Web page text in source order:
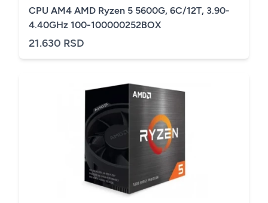
CPU AM4 AMD Ryzen 5 5600G, 6C/12T, 3.90-
4.40GHz 100-100000252BOX
21.630 RSD